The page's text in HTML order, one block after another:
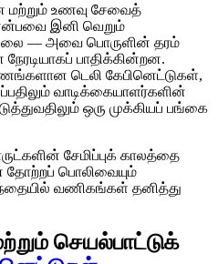
மற்றும் உணவு சேவைத்
இனி வெறும்
— அவை பொருளின் தரம்
பாதிக்கின்றன.
டெலி கேபினெட்டுகள்,
வாடிக்கையாளர்களின்
ஒரு முக்கியப் பங்கை
சேமிப்புக் காலத்தை
தோற்றப் பொலிவையும்
வணிகங்கள் தனித்து
செயல்பாட்டுக்